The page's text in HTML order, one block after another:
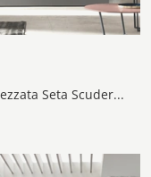
Clicca e scopri di più sulla parete attrezzata Seta Scuderia Comp SA2223 dell'azienda Maronese: è la soluzione dalle linee moderne perfetta per te.